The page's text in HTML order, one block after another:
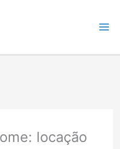
locação